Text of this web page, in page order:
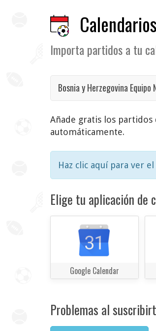
Importa partidos a tu
Bosnia y Herzegovina Equipo
Añade gratis los partidos
automáticamente.
Haz clic aquí para ver
Elige tu aplicación de
Google Calendar
Problemas al